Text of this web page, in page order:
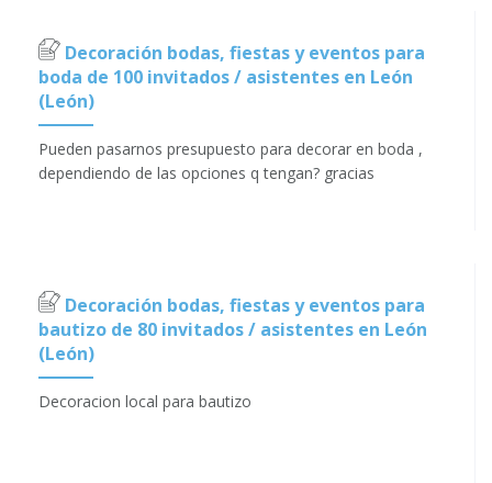
Decoración bodas, fiestas y eventos para
boda de 100 invitados / asistentes en León
(León)
Pueden pasarnos presupuesto para decorar en boda ,
dependiendo de las opciones q tengan? gracias
Decoración bodas, fiestas y eventos para
bautizo de 80 invitados / asistentes en León
(León)
Decoracion local para bautizo